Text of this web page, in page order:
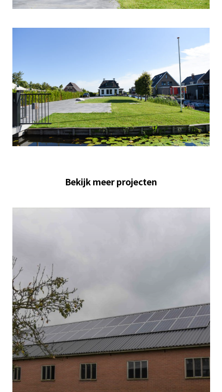
Bekijk meer projecten